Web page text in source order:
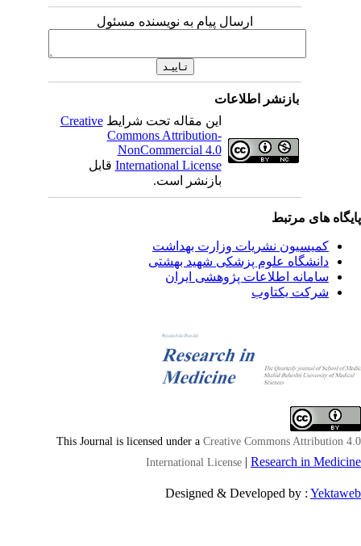
ارسال پیام به نویسنده مسئول
بازنشر اطلاعات
این مقاله تحت شرایطCreative
Commons Attribution-
NonCommercial 4.0
International Licenseقابل
بازنشر است.
های مرتبط
کمیسیون نشریات وزارت بهداشت
دانشگاه علوم پزشکی شهید بهشتی
سامانه اطلاعات پژوهشی ایران
شرکت یکتاوب
This Journal is licensed under aCreative Commons Attribution
International License|Research in
Designed & Developed by :